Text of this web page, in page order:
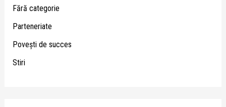
Fără categorie
Parteneriate
Poveşti de succes
Stiri